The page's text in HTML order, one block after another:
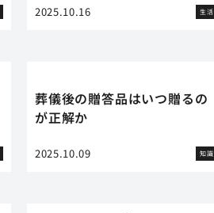
2025.10.16 生活
葬儀後の贈答品はいつ贈るの
が正解か
2025.10.09 知識